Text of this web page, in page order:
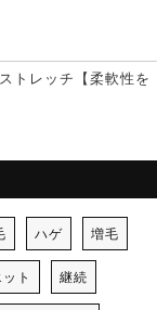
トレッチ【柔軟性を
ハゲ 増毛
ト 継続